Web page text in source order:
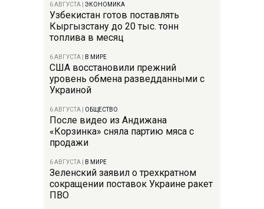
6 АВГУСТА ЭКОНОМИКА
Узбекистан готов поставлять
Кыргызстану до 20 тыс. тонн
топлива в месяц
6 АВГУСТА В МИРЕ
США восстановили прежний
уровень обмена разведданными с
Украиной
6 АВГУСТА ОБЩЕСТВО
После видео из Андижана
«Корзинка» сняла партию мяса с
продажи
6 АВГУСТА В МИРЕ
Зеленский заявил о трехкратном
сокращении поставок Украине ракет
ПВО